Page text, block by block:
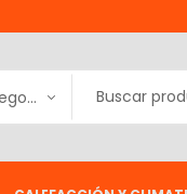
Todas las Categorías